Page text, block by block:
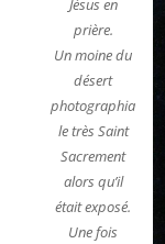
Jésus en
prière.
Un moine du
désert
photographia
le très Saint
Sacrement
alors qu’il
était exposé.
Une fois